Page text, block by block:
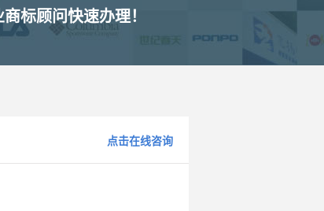
标顾问快速办理！
点击在线咨询